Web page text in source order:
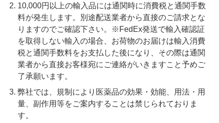
10,000円以上の輸入品には通関時に消費税と通関手数
料が発生します。別途配送業者から直接のご請求とな
りますのでご確認下さい。※FedEx発送で輸入確認証
を取得しない輸入の場合、お荷物のお届けは輸入消費
税と通関手数料をお支払した後になり、その際は通関
業者から直接お客様宛にご連絡がいきますこと予めご
了承願います。
弊社では、規制により医薬品の効果・効能、用法・用
量、副作用等をご案内することは禁じられておりま
す。